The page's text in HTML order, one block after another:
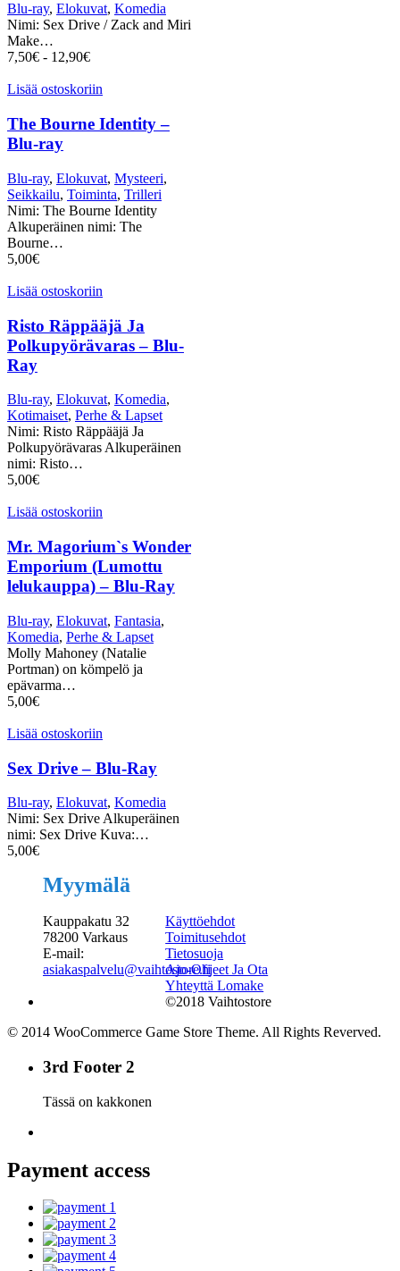
Blu-ray, Elokuvat, Komedia
Nimi: Sex Drive / Zack and Miri
Make…
7,50€ - 12,90€
Lisää ostoskoriin
The Bourne Identity –
Blu-ray
Blu-ray, Elokuvat, Mysteeri,
Seikkailu, Toiminta, Trilleri
Nimi: The Bourne Identity
Alkuperäinen nimi: The
Bourne…
5,00€
Lisää ostoskoriin
Risto Räppääjä Ja
Polkupyörävaras – Blu-
Ray
Blu-ray, Elokuvat, Komedia,
Kotimaiset, Perhe & Lapset
Nimi: Risto Räppääjä Ja
Polkupyörävaras Alkuperäinen
nimi: Risto…
5,00€
Lisää ostoskoriin
Mr. Magorium`s Wonder
Emporium (Lumottu
lelukauppa) – Blu-Ray
Blu-ray, Elokuvat, Fantasia,
Komedia, Perhe & Lapset
Molly Mahoney (Natalie
Portman) on kömpelö ja
epävarma…
5,00€
Lisää ostoskoriin
Sex Drive – Blu-Ray
Blu-ray, Elokuvat, Komedia
Nimi: Sex Drive Alkuperäinen
nimi: Sex Drive Kuva:…
5,00€
Myymälä
Kauppakatu 32
78200 Varkaus
E-mail:
asiakaspalvelu@vaihtostore.fi
Käyttöehdot
Toimitusehdot
Tietosuoja
Ajo-Ohjeet Ja Ota
Yhteyttä Lomake
©2018 Vaihtostore
© 2014 WooCommerce Game Store Theme. All Rights Reverved.
3rd Footer 2
Tässä on kakkonen
Payment access